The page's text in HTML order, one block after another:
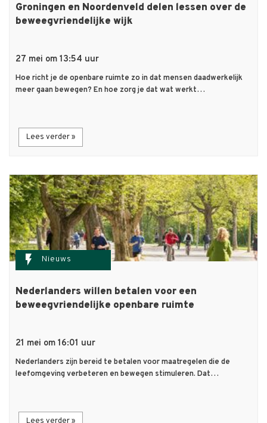
Groningen en Noordenveld delen lessen over de
beweegvriendelijke wijk
27 mei om 13:54 uur
Hoe richt je de openbare ruimte zo in dat mensen daadwerkelijk
meer gaan bewegen? En hoe zorg je dat wat werkt…
Lees verder »
flash_on Nieuws
Nederlanders willen betalen voor een
beweegvriendelijke openbare ruimte
21 mei om 16:01 uur
Nederlanders zijn bereid te betalen voor maatregelen die de
leefomgeving verbeteren en bewegen stimuleren. Dat…